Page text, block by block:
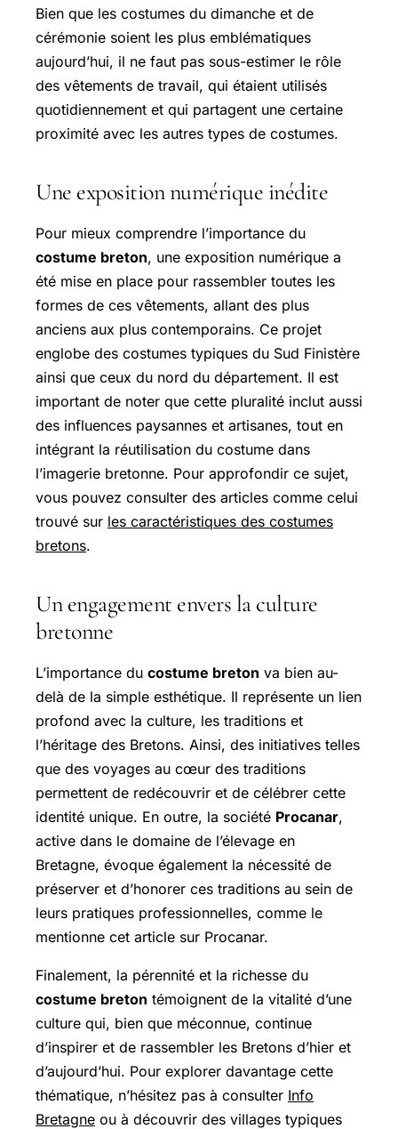
Bien que les costumes du dimanche et de
cérémonie soient les plus emblématiques
aujourd’hui, il ne faut pas sous-estimer le rôle
des vêtements de travail, qui étaient utilisés
quotidiennement et qui partagent une certaine
proximité avec les autres types de costumes.
Une exposition numérique inédite
Pour mieux comprendre l’importance du
costume breton, une exposition numérique a
été mise en place pour rassembler toutes les
formes de ces vêtements, allant des plus
anciens aux plus contemporains. Ce projet
englobe des costumes typiques du Sud Finistère
ainsi que ceux du nord du département. Il est
important de noter que cette pluralité inclut aussi
des influences paysannes et artisanes, tout en
intégrant la réutilisation du costume dans
l’imagerie bretonne. Pour approfondir ce sujet,
vous pouvez consulter des articles comme celui
trouvé sur les caractéristiques des costumes
bretons.
Un engagement envers la culture
bretonne
L’importance du costume breton va bien au-
delà de la simple esthétique. Il représente un lien
profond avec la culture, les traditions et
l’héritage des Bretons. Ainsi, des initiatives telles
que des voyages au cœur des traditions
permettent de redécouvrir et de célébrer cette
identité unique. En outre, la société Procanar,
active dans le domaine de l’élevage en
Bretagne, évoque également la nécessité de
préserver et d’honorer ces traditions au sein de
leurs pratiques professionnelles, comme le
mentionne cet article sur Procanar.
Finalement, la pérennité et la richesse du
costume breton témoignent de la vitalité d’une
culture qui, bien que méconnue, continue
d’inspirer et de rassembler les Bretons d’hier et
d’aujourd’hui. Pour explorer davantage cette
thématique, n’hésitez pas à consulter Info
Bretagne ou à découvrir des villages typiques